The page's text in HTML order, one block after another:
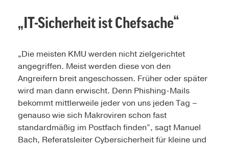
„IT-Sicherheit ist Chefsache“
„Die meisten KMU werden nicht zielgerichtet
angegriffen. Meist werden diese von den
Angreifern breit angeschossen. Früher oder später
wird man dann erwischt. Denn Phishing-Mails
bekommt mittlerweile jeder von uns jeden Tag –
genauso wie sich Makroviren schon fast
standardmäßig im Postfach finden“, sagt Manuel
Bach, Referatsleiter Cybersicherheit für kleine und